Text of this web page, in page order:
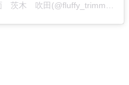
北摂トリミングサロン fluffy/箕面 茨木 吹田(@fluffy_trimming)がシェアした投稿